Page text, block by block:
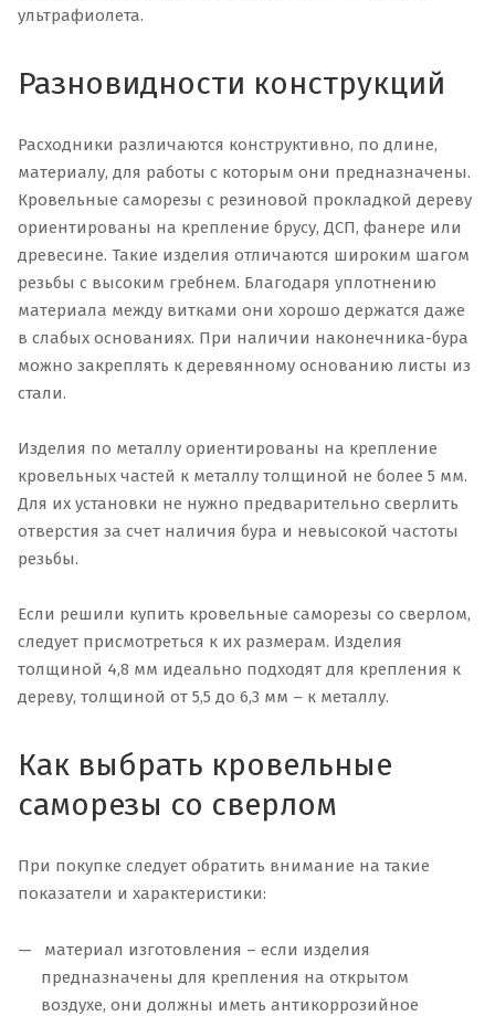
ультрафиолета.
Разновидности конструкций
Расходники различаются конструктивно, по длине,
материалу, для работы с которым они предназначены.
Кровельные саморезы с резиновой прокладкой дереву
ориентированы на крепление брусу, ДСП, фанере или
древесине. Такие изделия отличаются широким шагом
резьбы с высоким гребнем. Благодаря уплотнению
материала между витками они хорошо держатся даже
в слабых основаниях. При наличии наконечника-бура
можно закреплять к деревянному основанию листы из
стали.
Изделия по металлу ориентированы на крепление
кровельных частей к металлу толщиной не более 5 мм.
Для их установки не нужно предварительно сверлить
отверстия за счет наличия бура и невысокой частоты
резьбы.
Если решили купить кровельные саморезы со сверлом,
следует присмотреться к их размерам. Изделия
толщиной 4,8 мм идеально подходят для крепления к
дереву, толщиной от 5,5 до 6,3 мм – к металлу.
Как выбрать кровельные
саморезы со сверлом
При покупке следует обратить внимание на такие
показатели и характеристики:
материал изготовления – если изделия
предназначены для крепления на открытом
воздухе, они должны иметь антикоррозийное